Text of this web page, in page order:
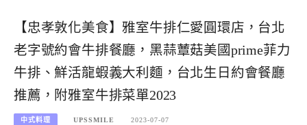
【忠孝敦化美食】雅室牛排仁愛圓環店，台北
老字號約會牛排餐廳，黑蒜蕈菇美國prime菲力
牛排、鮮活龍蝦義大利麵，台北生日約會餐廳
推薦，附雅室牛排菜單2023
中式料理 UPSSMILE 2023-07-07